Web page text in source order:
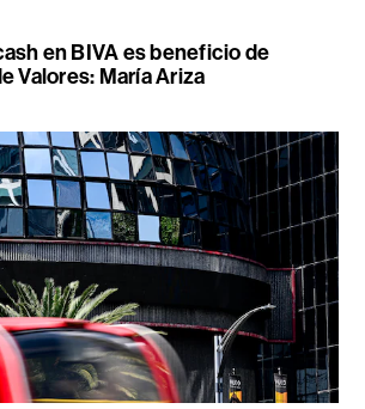
en BIVA es beneficio de
Valores: María Ariza